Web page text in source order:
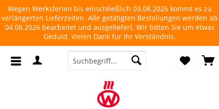
Wegen Werksferien bis einschließlich 03.08.2026 kommt es zu
verlängerten Lieferzeiten. Alle getätigten Bestellungen werden ab
04.08.2026 bearbeitet und ausgeliefert. Wir bitten Sie um etwas
Geduld. Vielen Dank für Ihr Verständnis.